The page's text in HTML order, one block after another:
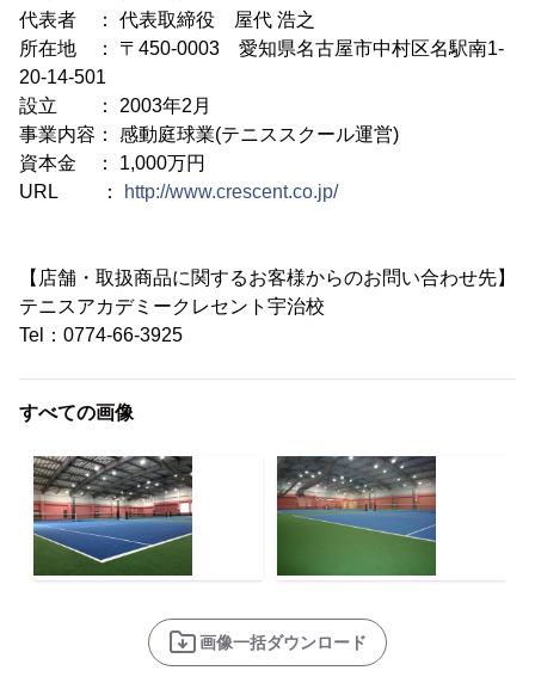
代表者 ： 代表取締役 屋代 浩之
所在地 ： 〒450-0003 愛知県名古屋市中村区名駅南1-
20-14-501
設立 ： 2003年2月
事業内容： 感動庭球業(テニススクール運営)
資本金 ： 1,000万円
URL ：
http://www.crescent.co.jp/
【店舗・取扱商品に関するお客様からのお問い合わせ先】
テニスアカデミークレセント宇治校
Tel：0774-66-3925
すべての画像
画像一括ダウンロード